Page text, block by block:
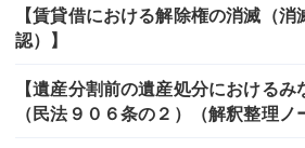
【賃貸借における解除権の消滅（消
認）】
【遺産分割前の遺産処分における
（民法９０６条の２）（解釈整理ノ